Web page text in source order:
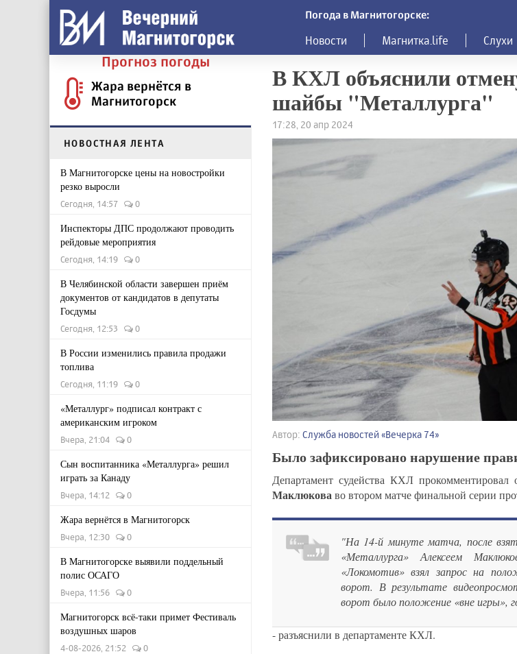
Погода в Магнитогорске:
Новости Магнитка.life Слухи
Прогноз погоды
Жара вернётся в
Магнитогорск
НОВОСТНАЯ ЛЕНТА
В Магнитогорске цены на новостройки
резко выросли
Сегодня, 14:57 0
Инспекторы ДПС продолжают проводить
рейдовые мероприятия
Сегодня, 14:19 0
В Челябинской области завершен приём
документов от кандидатов в депутаты
Госдумы
Сегодня, 12:53 0
В России изменились правила продажи
топлива
Сегодня, 11:19 0
«Металлург» подписал контракт с
американским игроком
Вчера, 21:04 0
Сын воспитанника «Металлурга» решил
играть за Канаду
Вчера, 14:12 0
Жара вернётся в Магнитогорск
Вчера, 12:30 0
В Магнитогорске выявили поддельный
полис ОСАГО
Вчера, 11:56 0
Магнитогорск всё-таки примет Фестиваль
воздушных шаров
4-08-2026, 21:52 0
В КХЛ объяснили
шайбы "Металлурга"
17:28, 20 апр 2024
Автор: Служба новостей «Вечерка 74»
Было зафиксировано нарушение
Департамент судейства КХЛ
Маклюковаво втором матче финальной серии
"На 14-й минуте матча, после
«Металлурга» Алексеем
«Локомотив» взял запрос на
ворот. В результате
ворот было положение «вне игры»,
- разъяснили в департаменте КХЛ.